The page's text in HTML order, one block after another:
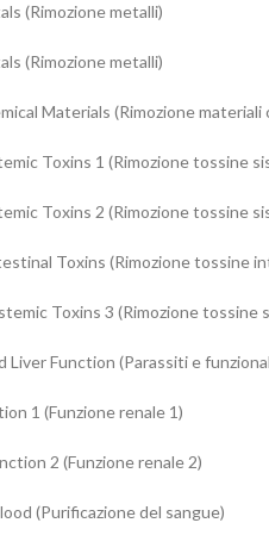
(Rimozione metalli)
(Rimozione metalli)
Materials (Rimozione materiali
Toxins 1 (Rimozione tossine
Toxins 2 (Rimozione tossine
Toxins (Rimozione tossine
Toxins 3 (Rimozione tossine
Liver Function (Parassiti e
1 (Funzione renale 1)
2 (Funzione renale 2)
(Purificazione del sangue)